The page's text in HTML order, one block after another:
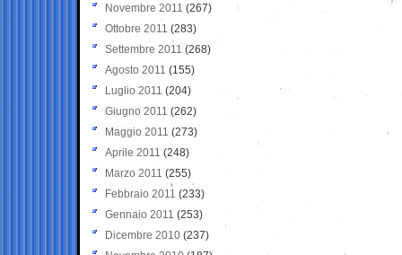
Novembre 2011 (267)
Ottobre 2011 (283)
Settembre 2011 (268)
Agosto 2011 (155)
Luglio 2011 (204)
Giugno 2011 (262)
Maggio 2011 (273)
Aprile 2011 (248)
Marzo 2011 (255)
Febbraio 2011 (233)
Gennaio 2011 (253)
Dicembre 2010 (237)